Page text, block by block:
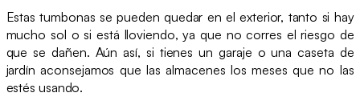
Estas tumbonas se pueden quedar en el exterior, tanto si hay
mucho sol o si está lloviendo, ya que no corres el riesgo de
que se dañen. Aún así, si tienes un garaje o una caseta de
jardín aconsejamos que las almacenes los meses que no las
estés usando.